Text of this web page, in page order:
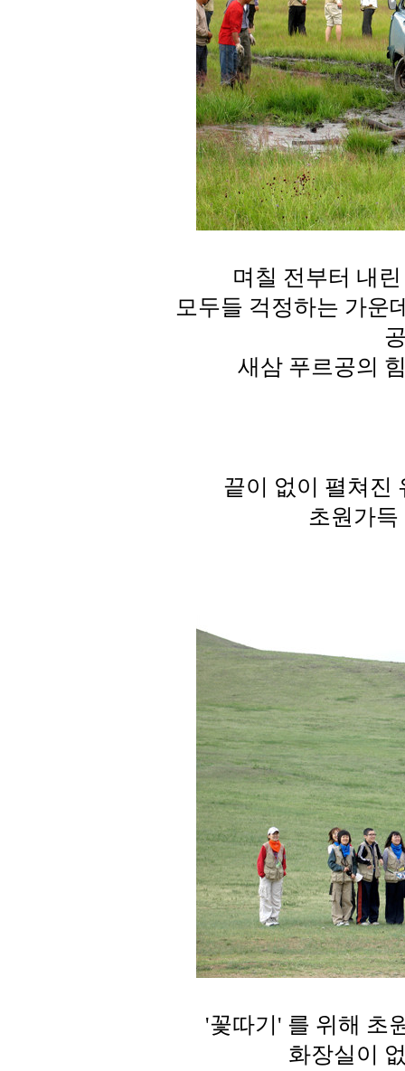
며칠 전부터 내
모두들 걱정하는 가운
새삼 푸르공의
끝이 없이 펼쳐진
초원가득
'꽃따기' 를 위해 초
화장실이